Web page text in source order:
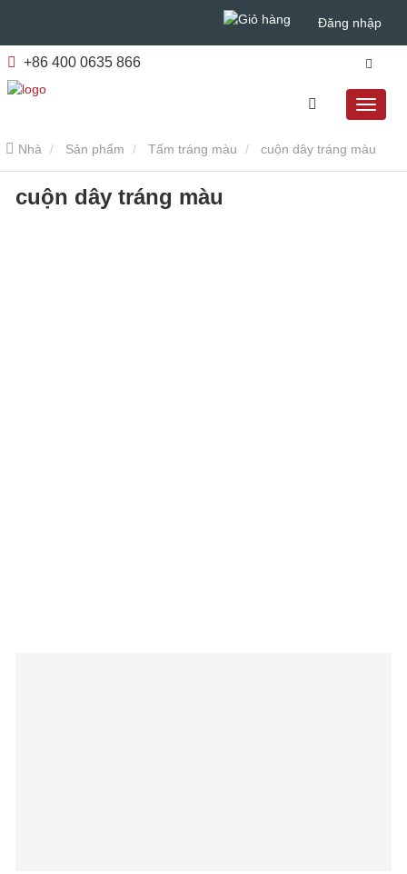
Đăng nhập
+86 400 0635 866
Nhà Sản phẩm Tấm tráng màu cuộn dây tráng màu
cuộn dây tráng màu